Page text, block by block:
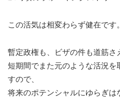
この活気は相変わらず健在です。
暫定政権も、ビザの件も道筋さ
短期間でまた元のような活況を
すので、
将来のポテンシャルにゆらぎは